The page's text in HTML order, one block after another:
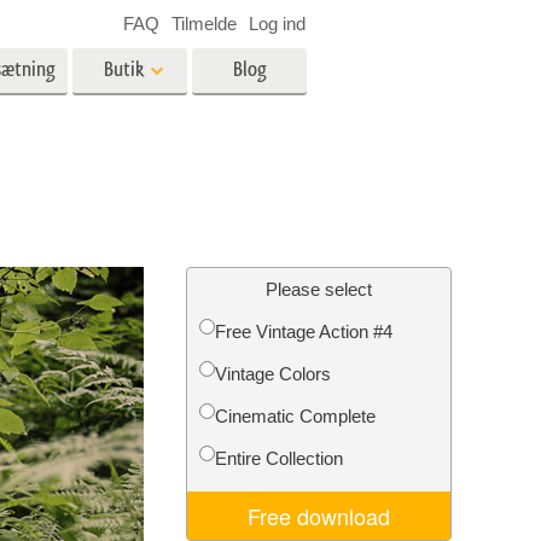
Foto restaurering
Butik
videooverlejringer
Blog
FAQ Tilmelde Log ind
Please select
Free Vintage Action #4
Vintage Colors
Cinematic Complete
Entire Collection
Free download